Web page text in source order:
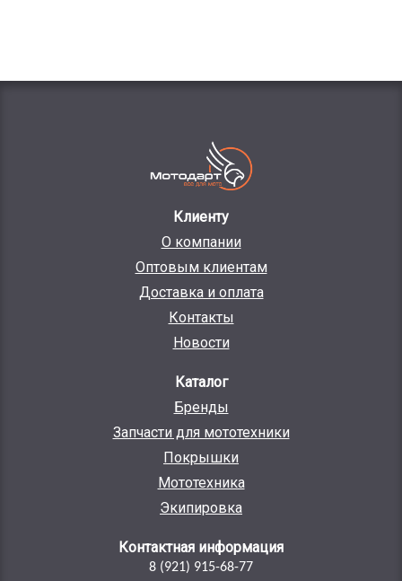
Клиенту
О компании
Оптовым клиентам
Доставка и оплата
Контакты
Новости
Каталог
Бренды
Запчасти для мототехники
Покрышки
Мототехника
Экипировка
Контактная информация
8 (921) 915-68-77